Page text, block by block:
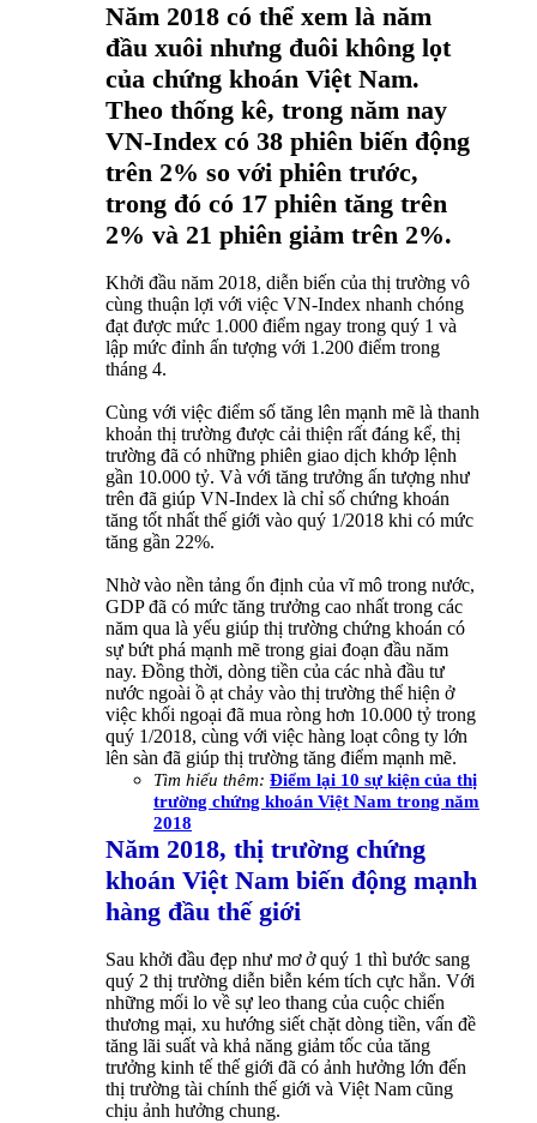
Năm 2018 có thể xem là năm
đầu xuôi nhưng đuôi không lọt
của chứng khoán Việt Nam.
Theo thống kê, trong năm nay
VN-Index có 38 phiên biến động
trên 2% so với phiên trước,
trong đó có 17 phiên tăng trên
2% và 21 phiên giảm trên 2%.
Khởi đầu năm 2018, diễn biến của thị trường vô
cùng thuận lợi với việc VN-Index nhanh chóng
đạt được mức 1.000 điểm ngay trong quý 1 và
lập mức đỉnh ấn tượng với 1.200 điểm trong
tháng 4.
Cùng với việc điểm số tăng lên mạnh mẽ là thanh
khoản thị trường được cải thiện rất đáng kể, thị
trường đã có những phiên giao dịch khớp lệnh
gần 10.000 tỷ. Và với tăng trưởng ấn tượng như
trên đã giúp VN-Index là chỉ số chứng khoán
tăng tốt nhất thế giới vào quý 1/2018 khi có mức
tăng gần 22%.
Nhờ vào nền tảng ổn định của vĩ mô trong nước,
GDP đã có mức tăng trưởng cao nhất trong các
năm qua là yếu giúp thị trường chứng khoán có
sự bứt phá mạnh mẽ trong giai đoạn đầu năm
nay. Đồng thời, dòng tiền của các nhà đầu tư
nước ngoài ồ ạt chảy vào thị trường thể hiện ở
việc khối ngoại đã mua ròng hơn 10.000 tỷ trong
quý 1/2018, cùng với việc hàng loạt công ty lớn
lên sàn đã giúp thị trường tăng điểm mạnh mẽ.
Tìm hiểu thêm: Điểm lại 10 sự kiện của thị
trường chứng khoán Việt Nam trong năm
2018
Năm 2018, thị trường chứng
khoán Việt Nam biến động mạnh
hàng đầu thế giới
Sau khởi đầu đẹp như mơ ở quý 1 thì bước sang
quý 2 thị trường diễn biễn kém tích cực hẳn. Với
những mối lo về sự leo thang của cuộc chiến
thương mại, xu hướng siết chặt dòng tiền, vấn đề
tăng lãi suất và khả năng giảm tốc của tăng
trưởng kinh tế thế giới đã có ảnh hưởng lớn đến
thị trường tài chính thế giới và Việt Nam cũng
chịu ảnh hưởng chung.